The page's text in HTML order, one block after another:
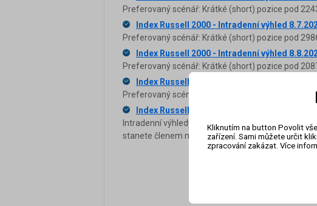
Preferovaný scénář: Krátké (short) pozice pod
Index Russell 2000 - Intradenní výhled
Preferovaný scénář: Krátké (short) pozice pod
Index Russell 2000 - Intradenní výhled
Preferovaný scénář: Krátké (short) pozice pod
Index Russell 2000 - Intradenní výhled
Preferovaný scénář: Dlouhé (long) pozice nad
Index Russell 2000 - Intradenní výhled
Intradenní výhledy a analýzy jsou dostupné pouze
stanete členem naší VIP zóny, tak získáte přístup
Kliknutím na button Povolit
zařízení. Sami můžete určit
zpracování zakázat. Více